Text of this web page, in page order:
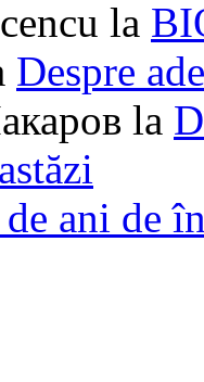
la
Despre
la
ani de